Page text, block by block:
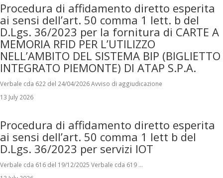
Procedura di affidamento diretto esperita
ai sensi dell’art. 50 comma 1 lett. b del
D.Lgs. 36/2023 per la fornitura di CARTE A
MEMORIA RFID PER L’UTILIZZO
NELL’AMBITO DEL SISTEMA BIP (BIGLIETTO
INTEGRATO PIEMONTE) DI ATAP S.P.A.
Verbale cda 622 del 24/04/2026 Avviso di aggiudicazione
13 July 2026
Procedura di affidamento diretto esperita
ai sensi dell’art. 50 comma 1 lett b del
D.Lgs. 36/2023 per servizi IOT
Verbale cda 616 del 19/12/2025 Verbale cda 619 …